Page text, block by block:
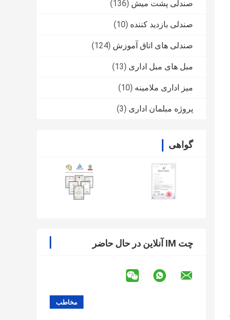
صندلی پشت میش (136)
صندلی بازدید کننده (10)
صندلی های اتاق آموزش (124)
مبل های مبل اداری (13)
میز اداری ملامینه (10)
پروژه مبلمان اداری (3)
گواهی
چت IM آنلاین در حال حاضر